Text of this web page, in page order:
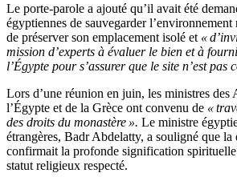
Le porte-parole a ajouté qu’il avait été
égyptiennes de sauvegarder l’environnement
de préserver son emplacement isolé et «
mission d’experts à évaluer le bien et à
l’Égypte pour s’assurer que le site n’est pas
Lors d’une réunion en juin, les ministres des
l’Égypte et de la Grèce ont convenu de «
des droits du monastère ». Le ministre
étrangères, Badr Abdelatty, a souligné que la
confirmait la profonde signification spirituelle
statut religieux respecté.